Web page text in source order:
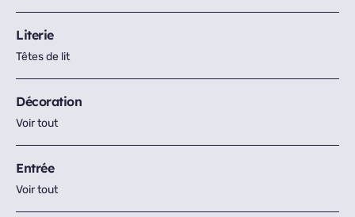
Literie
Têtes de lit
Décoration
Voir tout
Entrée
Voir tout